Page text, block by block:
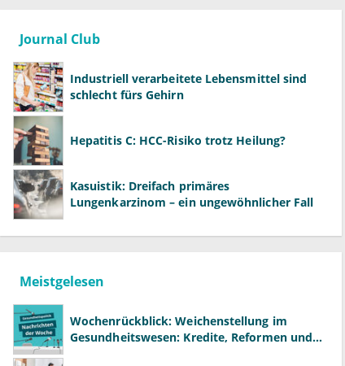
Journal Club
Industriell verarbeitete Lebensmittel sind
schlecht fürs Gehirn
Hepatitis C: HCC-Risiko trotz Heilung?
Kasuistik: Dreifach primäres
Lungenkarzinom – ein ungewöhnlicher Fall
Meistgelesen
Wochenrückblick: Weichenstellung im
Gesundheitswesen: Kredite, Reformen und